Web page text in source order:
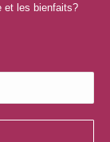
et les bienfaits?